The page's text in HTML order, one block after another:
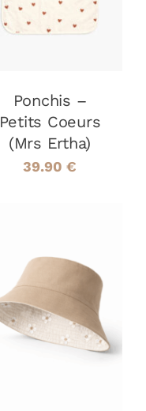
PLUSIEURS
ÊTRE
CHOISIES
SUR
LA
PAGE
Ponchis –
Petits Coeurs
(Mrs Ertha)
39.90 €
CHOIX DES
OPTIONS
PRODUIT
A
DÉTAILS